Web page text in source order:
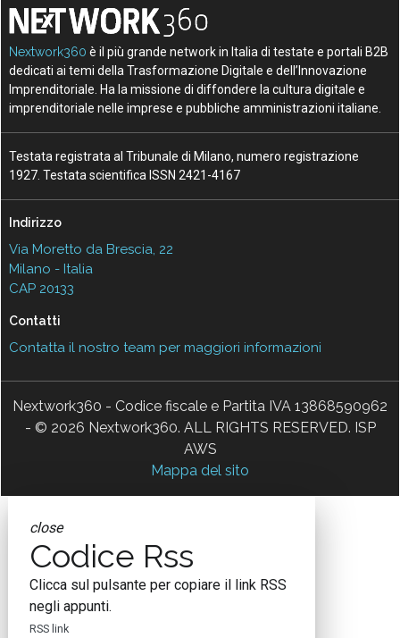
Nextwork360 è il più grande network in Italia di testate e portali B2B
dedicati ai temi della Trasformazione Digitale e dell’Innovazione
Imprenditoriale. Ha la missione di diffondere la cultura digitale e
imprenditoriale nelle imprese e pubbliche amministrazioni italiane.
Testata registrata al Tribunale di Milano, numero registrazione
1927. Testata scientifica ISSN 2421-4167
Indirizzo
Via Moretto da Brescia, 22
Milano - Italia
CAP 20133
Contatti
Contatta il nostro team per maggiori informazioni
Nextwork360 - Codice fiscale e Partita IVA 13868590962
- © 2026 Nextwork360. ALL RIGHTS RESERVED. ISP
AWS
Mappa del sito
close
Codice Rss
Clicca sul pulsante per copiare il link RSS
negli appunti.
RSS link